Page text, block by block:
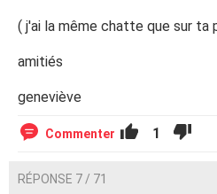
( j'ai la même chatte que sur ta
amitiés
geneviève
Commenter 1
RÉPONSE 7 / 71